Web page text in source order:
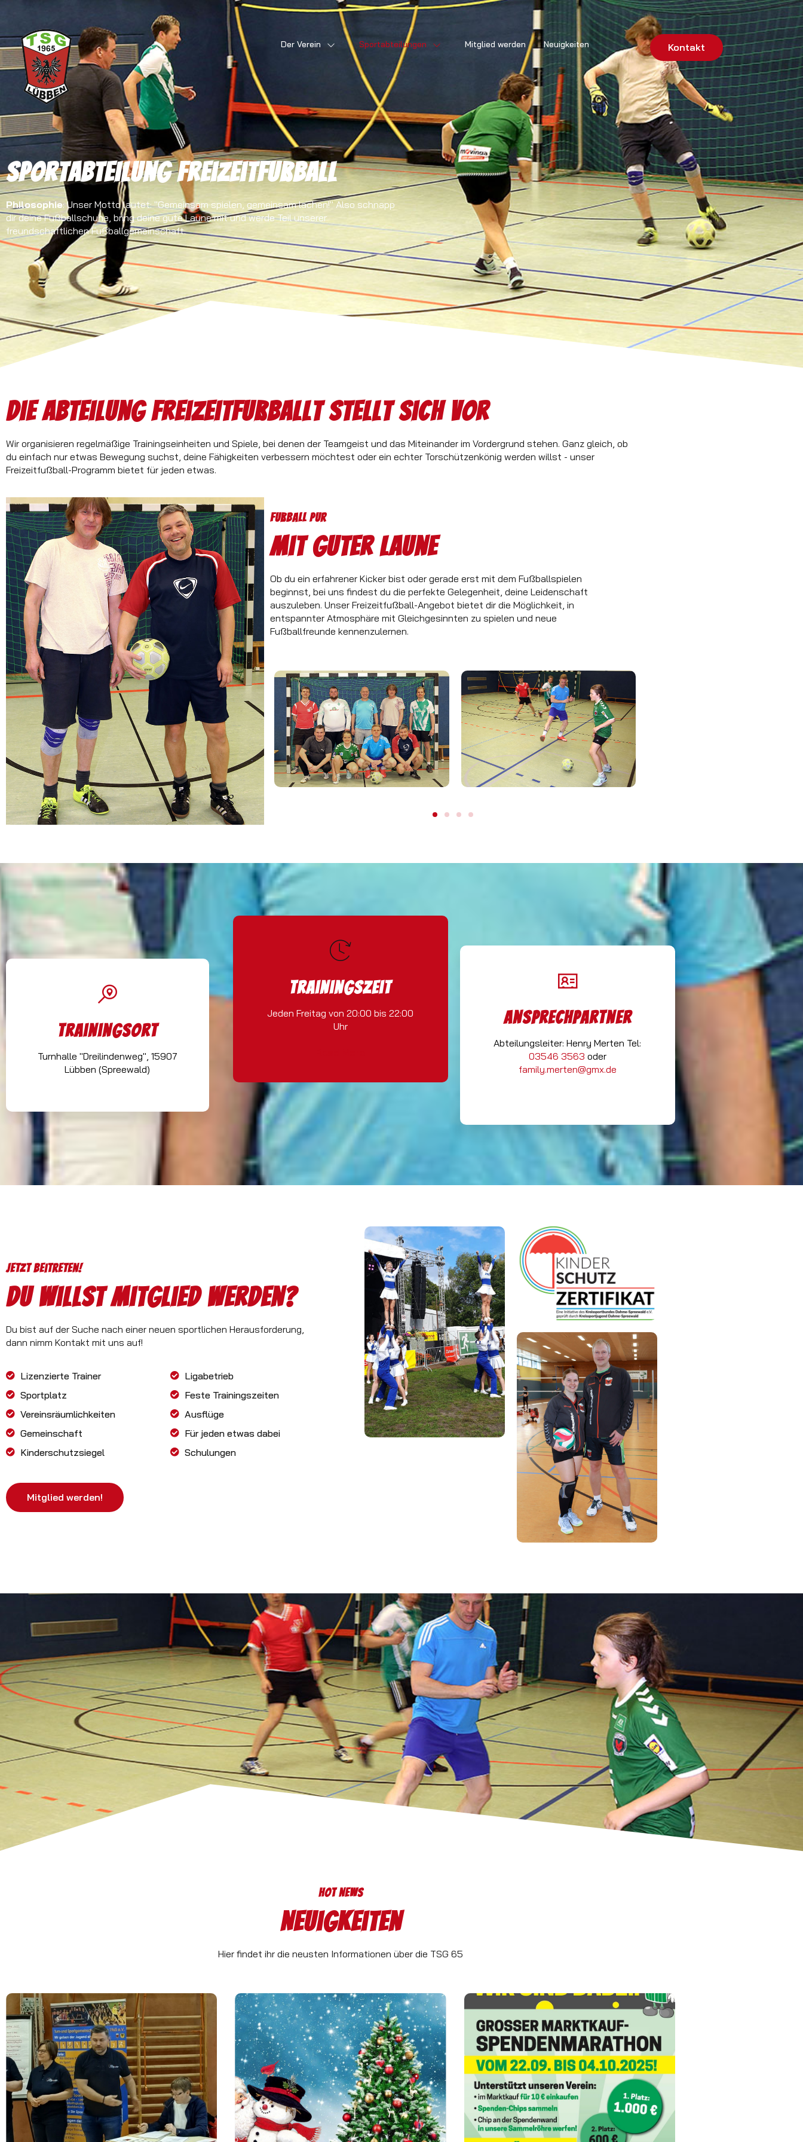
Der Verein Sportabteilungen Mitglied werden Neuigkeiten Kontakt
Sportabteilung Freizeitfußball
Philosophie: Unser Motto lautet: "Gemeinsam spielen, gemeinsam lachen!" Also schnapp
dir deine Fußballschuhe, bring deine gute Laune mit und werde Teil unserer
freundschaftlichen Fußballgemeinschaft.
Die Abteilung Freizeitfußballt stellt sich vor
Wir organisieren regelmäßige Trainingseinheiten und Spiele, bei denen der Teamgeist und das Miteinander im Vordergrund stehen. Ganz gleich, ob
du einfach nur etwas Bewegung suchst, deine Fähigkeiten verbessern möchtest oder ein echter Torschützenkönig werden willst - unser
Freizeitfußball-Programm bietet für jeden etwas.
Fußball pur
Mit guter Laune
Ob du ein erfahrener Kicker bist oder gerade erst mit dem Fußballspielen
beginnst, bei uns findest du die perfekte Gelegenheit, deine Leidenschaft
auszuleben. Unser Freizeitfußball-Angebot bietet dir die Möglichkeit, in
entspannter Atmosphäre mit Gleichgesinnten zu spielen und neue
Fußballfreunde kennenzulernen.
Trainingsort
Turnhalle "Dreilindenweg", 15907
Lübben (Spreewald)
Trainingszeit
Jeden Freitag von 20:00 bis 22:00
Uhr
Ansprechpartner
Abteilungsleiter: Henry Merten Tel:
03546 3563 oder
family.merten@gmx.de
Jetzt beitreten!
Du willst Mitglied werden?
Du bist auf der Suche nach einer neuen sportlichen Herausforderung,
dann nimm Kontakt mit uns auf!
Lizenzierte Trainer
Sportplatz
Vereinsräumlichkeiten
Gemeinschaft
Kinderschutzsiegel
Ligabetrieb
Feste Trainingszeiten
Ausflüge
Für jeden etwas dabei
Schulungen
Mitglied werden!
Hot News
Neuigkeiten
Hier findet ihr die neusten Informationen über die TSG 65